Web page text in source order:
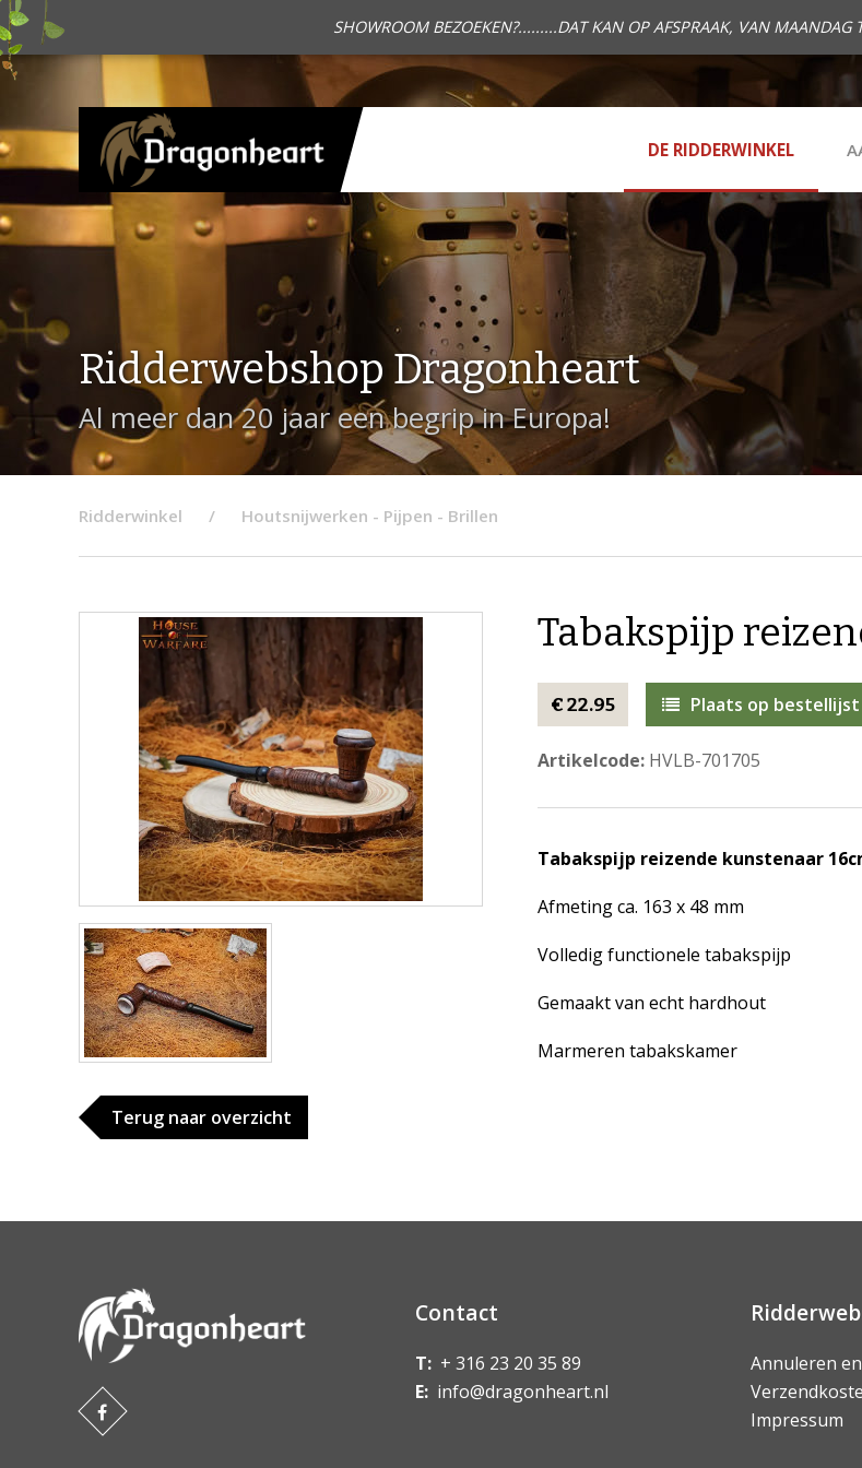
SHOWROOM BEZOEKEN?.........DAT KAN OP AFSPRAAK, VAN MAANDAG
DE RIDDERWINKEL
Ridderwebshop Dragonheart
Al meer dan 20 jaar een begrip in Europa!
Ridderwinkel Houtsnijwerken - Pijpen - Brillen
Terug naar overzicht
Tabakspijp
€ 22.95 Plaats op bestellijst
Artikelcode:HVLB-701705
Tabakspijp reizende kunstenaar
Afmeting ca. 163 x 48 mm
Volledig functionele tabakspijp
Gemaakt van echt hardhout
Marmeren tabakskamer
Contact
T: + 316 23 20 35 89
E: info@dragonheart.nl
Annuleren
Impressum